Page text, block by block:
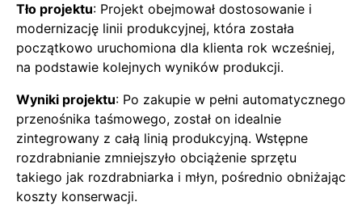
Tło projektu: Projekt obejmował dostosowanie i
modernizację linii produkcyjnej, która została
początkowo uruchomiona dla klienta rok wcześniej,
na podstawie kolejnych wyników produkcji.
Wyniki projektu: Po zakupie w pełni automatycznego
przenośnika taśmowego, został on idealnie
zintegrowany z całą linią produkcyjną. Wstępne
rozdrabnianie zmniejszyło obciążenie sprzętu
takiego jak rozdrabniarka i młyn, pośrednio obniżając
koszty konserwacji.